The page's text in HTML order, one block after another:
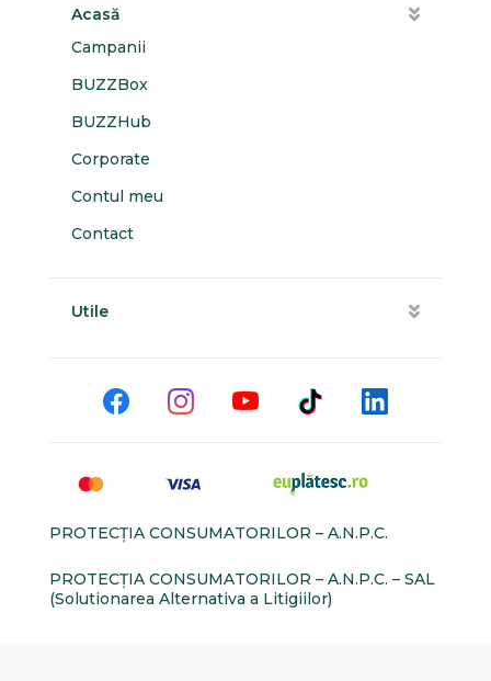
Acasă
Campanii
BUZZBox
BUZZHub
Corporate
Contul meu
Contact
Utile
PROTECŢIA CONSUMATORILOR – A.N.P.C.
PROTECŢIA CONSUMATORILOR – A.N.P.C. – SAL
(Solutionarea Alternativa a Litigiilor)